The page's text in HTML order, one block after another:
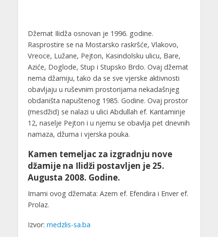
Džemat Ilidža osnovan je 1996. godine.
Rasprostire se na Mostarsko raskršće, Vlakovo,
Vreoce, Lužane, Pejton, Kasindolsku ulicu, Bare,
Aziće, Doglode, Stup i Stupsko Brdo. Ovaj džemat
nema džamiju, tako da se sve vjerske aktivnosti
obavljaju u ruševnim prostorijama nekadašnjeg
obdaništa napuštenog 1985. Godine. Ovaj prostor
(mesdžid) se nalazi u ulici Abdullah ef. Kantamirije
12, naselje Pejton i u njemu se obavlja pet dnevnih
namaza, džuma i vjerska pouka.
Kamen temeljac za izgradnju nove
džamije na Ilidži postavljen je 25.
Augusta 2008. Godine.
Imami ovog džemata: Azem ef. Efendira i Enver ef.
Prolaz.
Izvor: medzlis-sa.ba